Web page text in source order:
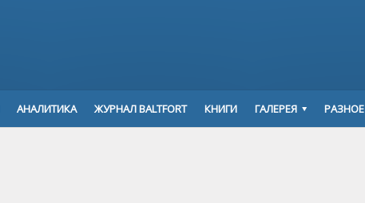
АНАЛИТИКА ЖУРНАЛ BALTFORT КНИГИ ГАЛЕРЕЯ РАЗНОЕ